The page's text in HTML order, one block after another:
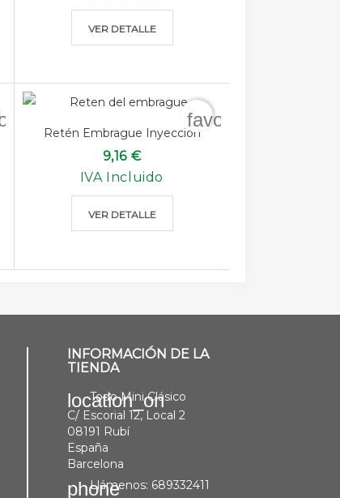
VER DETALLE
Retén Embrague Inyección
9,16 €
IVA Incluido
VER DETALLE
favorite_border
INFORMACIÓN DE LA
TIENDA
location_on
Todo Mini Clásico
C/ Escorial 12, Local 2
08191 Rubí
España
Barcelona
phone
Llámenos: 689332411